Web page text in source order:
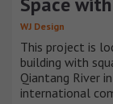
WJ Design
This project is
building with
Qiantang River
international